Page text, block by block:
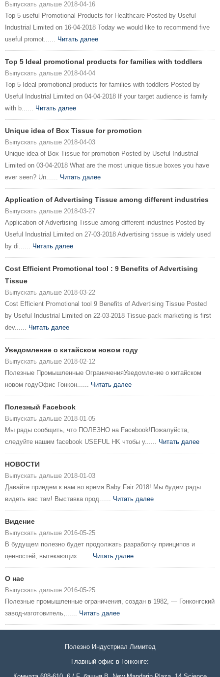
Выпускать дальше 2018-04-16
Top 5 useful Promotional Products for Healthcare Posted by Useful
Industrial Limited on 16-04-2018 Today we would like to recommend five
useful promot...... Читать далее
Top 5 Ideal promotional products for families with toddlers
Выпускать дальше 2018-04-04
Top 5 Ideal promotional products for families with toddlers Posted by
Useful Industrial Limited on 04-04-2018 If your target audience is family
with b...... Читать далее
Unique idea of Box Tissue for promotion
Выпускать дальше 2018-04-03
Unique idea of Box Tissue for promotion Posted by Useful Industrial
Limited on 03-04-2018 What are the most unique tissue boxes you have
ever seen? Un...... Читать далее
Application of Advertising Tissue among different industries
Выпускать дальше 2018-03-27
Application of Advertising Tissue among different industries Posted by
Useful Industrial Limited on 27-03-2018 Advertising tissue is widely used
by di...... Читать далее
Cost Efficient Promotional tool : 9 Benefits of Advertising
Tissue
Выпускать дальше 2018-03-22
Cost Efficient Promotional tool 9 Benefits of Advertising Tissue Posted
by Useful Industrial Limited on 22-03-2018 Tissue-pack marketing is first
dev...... Читать далее
Уведомление о китайском новом году
Выпускать дальше 2018-02-12
Полезные Промышленные ОграниченияУведомление о китайском
новом годуОфис Гонкон...... Читать далее
Полезный Facebook
Выпускать дальше 2018-01-05
Мы рады сообщить, что ПОЛЕЗНО на Facebook!Пожалуйста,
следуйте нашим facebook USEFUL HK чтобы у...... Читать далее
НОВОСТИ
Выпускать дальше 2018-01-03
Давайте приедем к нам во время Baby Fair 2018! Мы будем рады
видеть вас там! Выставка прод...... Читать далее
Видение
Выпускать дальше 2016-05-25
В будущем полезно будет продолжать разработку принципов и
ценностей, вытекающих ...... Читать далее
О нас
Выпускать дальше 2016-05-25
Полезные промышленные ограничения, создан в 1982, — Гонконгский
завод-изготовитель,...... Читать далее
Полезно Индустриал Лимитед
Главный офис в Гонконге: